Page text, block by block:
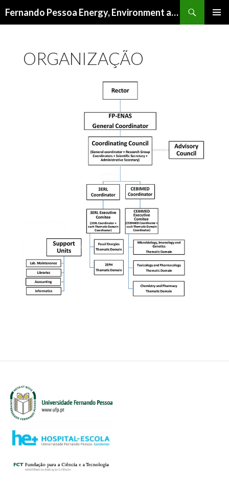
Fernando Pessoa Energy, Environment and Health Research Unit
CONTEÚDO
ORGANIZAÇÃO